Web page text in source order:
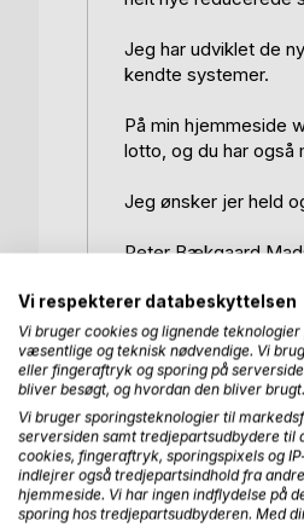
Jeg har udviklet de
kendte systemer.
På min hjemmeside
lotto, og du har også
Jeg ønsker jer held
Peter Bækgaard
De nye systemer:
R11–14
R12–20
R12–36
R13–26
R14–33
R15–40
R15–50
Vi respekterer databeskyttelsen
Vi bruger cookies og lignende
væsentlige og teknisk nødvendige. Vi
eller fingeraftryk og sporing på
bliver besøgt, og hvordan den bliver brugt.
Vi bruger sporingsteknologier til
serversiden samt tredjepartsudbydere
cookies, fingeraftryk, sporingspixels og
indlejrer også tredjepartsindhold fra
hjemmeside. Vi har ingen indflydelse på
sporing hos tredjepartsudbyderen. Med